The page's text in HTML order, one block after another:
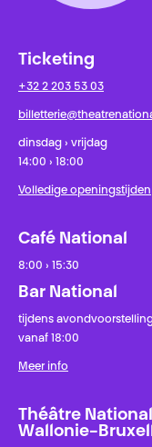
Ticketing
+32 2 203 53 03
dinsdag › vrijdag
14:00 › 18:00
Volledige openingstijden
Café National
8:00 › 15:30
Bar National
tijdens
vanaf 18:00
Meer info
Théâtre National
Wallonie-